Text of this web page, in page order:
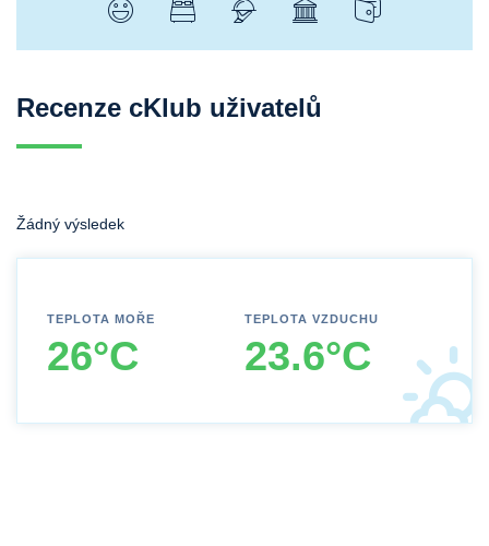
Recenze cKlub uživatelů
Žádný výsledek
TEPLOTA MOŘE
26°C
TEPLOTA VZDUCHU
23.6°C